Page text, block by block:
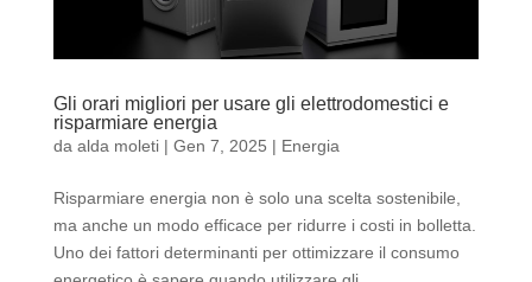
Gli orari migliori per usare gli elettrodomestici e
risparmiare energia
da alda moleti| Gen 7, 2025 | Energia
Risparmiare energia non è solo una scelta sostenibile,
ma anche un modo efficace per ridurre i costi in bolletta.
Uno dei fattori determinanti per ottimizzare il consumo